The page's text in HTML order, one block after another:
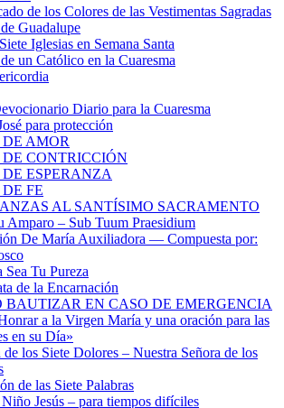
de los Colores de las Vestimentas Sagradas
Guadalupe
Iglesias en Semana Santa
un Católico en la Cuaresma
Diario para la Cuaresma
para protección
AMOR
CONTRICCIÓN
ESPERANZA
FE
AL SANTÍSIMO SACRAMENTO
Amparo – Sub Tuum Praesidium
De María Auxiliadora — Compuesta por:
Sea Tu Pureza
de la Encarnación
BAUTIZAR EN CASO DE EMERGENCIA
a la Virgen María y una oración para las
en su Día»
de los Siete Dolores – Nuestra Señora de los
de las Siete Palabras
Jesús – para tiempos difíciles